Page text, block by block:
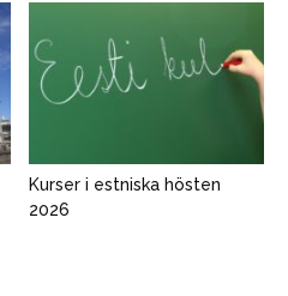
Kurser i estniska hösten
2026